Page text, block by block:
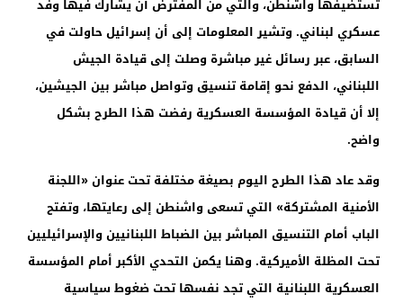
تستضيفها واشنطن، والتي من المفترض أن يشارك فيها وفد
عسكري لبناني. وتشير المعلومات إلى أن إسرائيل حاولت في
السابق، عبر رسائل غير مباشرة وصلت إلى قيادة الجيش
اللبناني، الدفع نحو إقامة تنسيق وتواصل مباشر بين الجيشين،
إلا أن قيادة المؤسسة العسكرية رفضت هذا الطرح بشكل
واضح.
وقد عاد هذا الطرح اليوم بصيغة مختلفة تحت عنوان «اللجنة
الأمنية المشتركة» التي تسعى واشنطن إلى رعايتها، وتفتح
الباب أمام التنسيق المباشر بين الضباط اللبنانيين والإسرائيليين
تحت المظلة الأميركية. وهنا يكمن التحدي الأكبر أمام المؤسسة
العسكرية اللبنانية التي تجد نفسها تحت ضغوط سياسية